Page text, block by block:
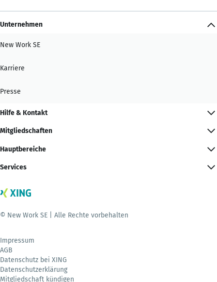
Unternehmen
New Work SE
Karriere
Presse
Hilfe & Kontakt
Mitgliedschaften
Hauptbereiche
Services
© New Work SE | Alle Rechte vorbehalten
Impressum
AGB
Datenschutz bei XING
Datenschutzerklärung
Mitgliedschaft kündigen